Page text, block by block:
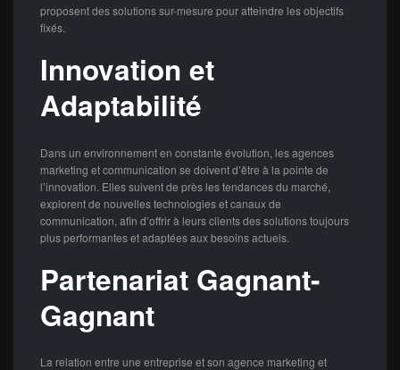
proposent des solutions sur-mesure pour atteindre les objectifs
fixés.
Innovation et
Adaptabilité
Dans un environnement en constante évolution, les agences
marketing et communication se doivent d’être à la pointe de
l’innovation. Elles suivent de près les tendances du marché,
explorent de nouvelles technologies et canaux de
communication, afin d’offrir à leurs clients des solutions toujours
plus performantes et adaptées aux besoins actuels.
Partenariat Gagnant-
Gagnant
La relation entre une entreprise et son agence marketing et